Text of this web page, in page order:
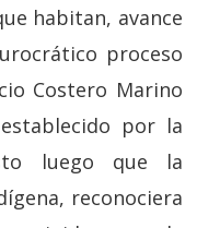
habitan, avance
proceso
Costero Marino
por la
luego que la
reconociera